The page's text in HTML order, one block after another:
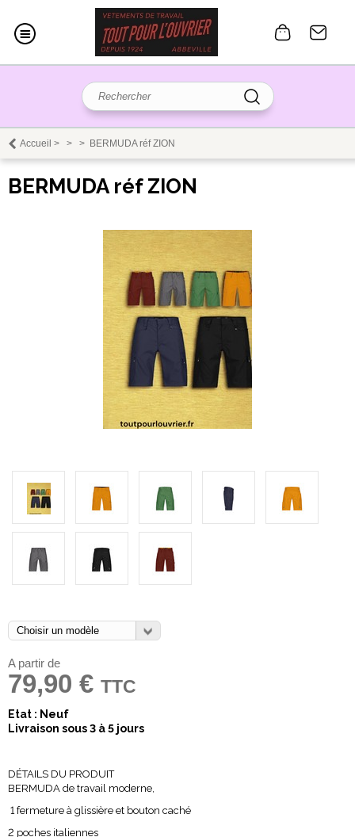
Accueil > > > BERMUDA réf ZION
BERMUDA réf ZION
A partir de
79,90 € TTC
Etat : Neuf
Livraison sous 3 à 5 jours
DÉTAILS DU PRODUIT
BERMUDA de travail moderne,
1 fermeture à glissière et bouton caché
2 poches italiennes